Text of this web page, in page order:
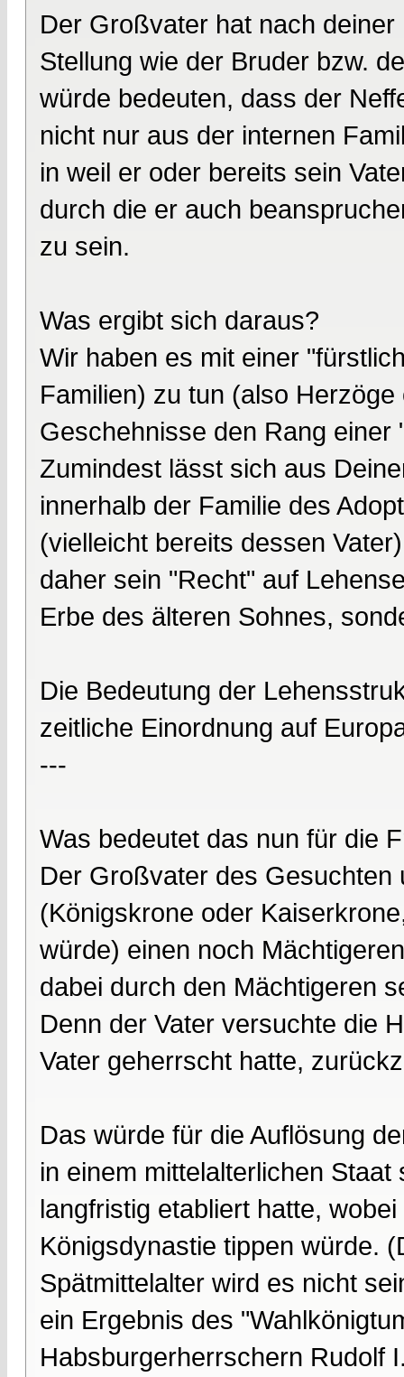
Der Großvater hat nach
Stellung wie der Bruder bzw.
würde bedeuten, dass der
nicht nur aus der internen
in weil er oder bereits sein
durch die er auch
zu sein.
Was ergibt sich daraus?
Wir haben es mit einer
Familien) zu tun (also
Geschehnisse den Rang
Zumindest lässt sich aus
innerhalb der Familie des
(vielleicht bereits dessen
daher sein "Recht" auf
Erbe des älteren Sohnes,
Die Bedeutung der
zeitliche Einordnung auf
---
Was bedeutet das nun für die
Der Großvater des Gesuchten
(Königskrone oder
würde) einen noch
dabei durch den Mächtigeren
Denn der Vater versuchte die
Vater geherrscht hatte,
Das würde für die Auflösung
in einem mittelalterlichen
langfristig etabliert hatte,
Königsdynastie tippen würde.
Spätmittelalter wird es nicht
ein Ergebnis des
Habsburgerherrschern Rudolf